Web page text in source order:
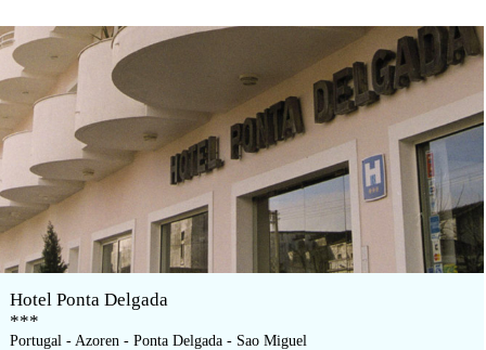
Hotel Ponta Delgada
***
Portugal - Azoren - Ponta Delgada - Sao Miguel